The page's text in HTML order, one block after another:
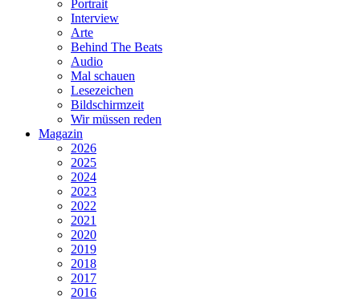
Portrait
Interview
Arte
Behind The Beats
Audio
Mal schauen
Lesezeichen
Bildschirmzeit
Wir müssen reden
Magazin
2026
2025
2024
2023
2022
2021
2020
2019
2018
2017
2016